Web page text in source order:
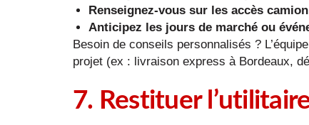
Renseignez-vous sur les accès camion
Anticipez les jours de marché ou
Besoin de conseils personnalisés ?
projet (ex : livraison express à Bordeaux,
7. Restituer